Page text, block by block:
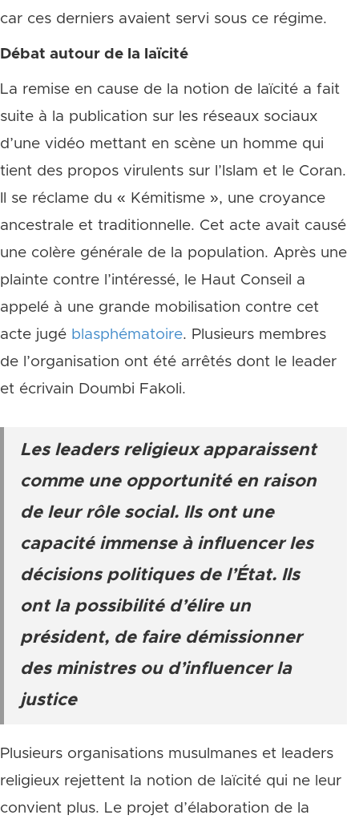
car ces derniers avaient servi sous ce régime.
Débat autour de la laïcité
La remise en cause de la notion de laïcité a fait
suite à la publication sur les réseaux sociaux
d’une vidéo mettant en scène un homme qui
tient des propos virulents sur l’Islam et le Coran.
Il se réclame du « Kémitisme », une croyance
ancestrale et traditionnelle. Cet acte avait causé
une colère générale de la population. Après une
plainte contre l’intéressé, le Haut Conseil a
appelé à une grande mobilisation contre cet
acte jugé blasphématoire. Plusieurs membres
de l’organisation ont été arrêtés dont le leader
et écrivain Doumbi Fakoli.
Les leaders religieux apparaissent
comme une opportunité en raison
de leur rôle social. Ils ont une
capacité immense à influencer les
décisions politiques de l’État. Ils
ont la possibilité d’élire un
président, de faire démissionner
des ministres ou d’influencer la
justice
Plusieurs organisations musulmanes et leaders
religieux rejettent la notion de laïcité qui ne leur
convient plus. Le projet d’élaboration de la